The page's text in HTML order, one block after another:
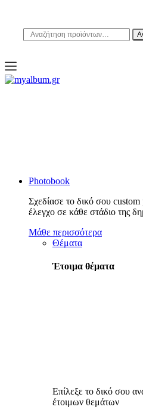
Αναζήτηση
για:
open
Photobook
Σχεδίασε το δικό σου
έλεγχο σε κάθε στάδιο της
Μάθε περισσότερα
Θέματα
Έτοιμα θέματα
Επίλεξε το δικό σου
έτοιμων θεμάτων